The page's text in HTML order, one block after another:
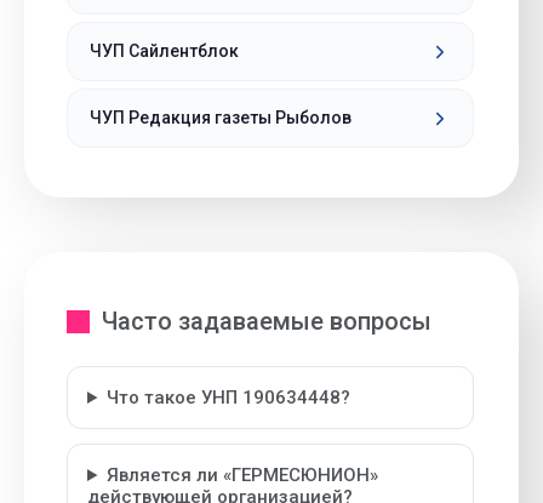
ЧУП Сайлентблок
ЧУП Редакция газеты Рыболов
Часто задаваемые вопросы
Что такое УНП 190634448?
Является ли «ГЕРМЕСЮНИОН»
действующей организацией?